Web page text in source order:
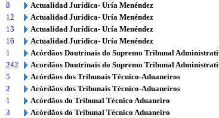
8
Actualidad Jurídica- Uría Menéndez
12
Actualidad Jurídica- Uría Menéndez
13
Actualidad Jurídica- Uría Menéndez
16
Actualidad Jurídica- Uría Menéndez
1
Acórdãos Doutrinais do Supremo Tribunal
242
Acordãos Doutrinais do Supremo Tribunal
5
Acórdãos dos Tribunais Técnico-Aduaneiros
2
Acórdãos dos Tribunais Técnico-Aduaneiros
1
Acórdãos do Tribunal Técnico Aduaneiro
3
Acórdãos do Tribunal Técnico Aduaneiro